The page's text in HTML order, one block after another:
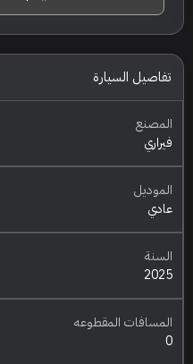
تفاصيل السيارة
المصنع
فيراري
الموديل
عادي
السنة
2025
المسافات المقطوعه
0